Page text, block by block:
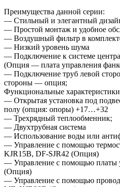
Преимущества данной серии:
— Стильный и элегантный
— Простой монтаж и удобное
— Воздушный фильтр в
— Низкий уровень шума
— Подключение к системе
(Опция — плата управления
— Подключение труб левой
стороны — опция;
Функциональные
— Открытая установка под
полу (опция: опоры) +17…+32
— Трехрядный теплообменник;
— Двухтрубная система
— Использование воды или
— Управление с помощью
KJR15B, DF-SJR42 (Опция)
— Управление с помощью платы
(Опция)
— Управление с помощью